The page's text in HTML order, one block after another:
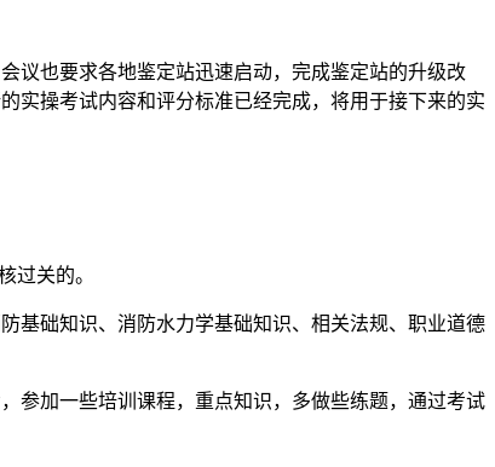
议也要求各地鉴定站迅速启动，完成鉴定站的升级改
实操考试内容和评分标准已经完成，将用于接下来的实
过关的。
基础知识、消防水力学基础知识、相关法规、职业道德
参加一些培训课程，重点知识，多做些练题，通过考试